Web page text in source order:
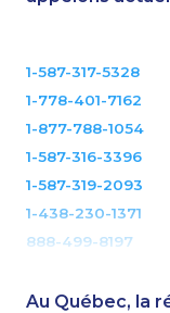
1-587-317-5328
1-778-401-7162
1-877-788-1054
1-587-316-3396
1-587-319-2093
1-438-230-1371
888-499-8197
1-902-482-1303
Au Québec, la